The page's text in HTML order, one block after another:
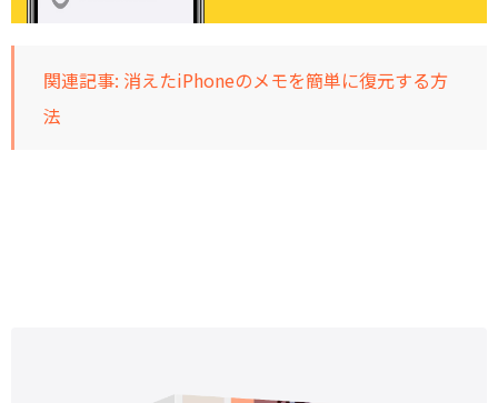
関連記事: 消えたiPhoneのメモを簡単に復元する方
法